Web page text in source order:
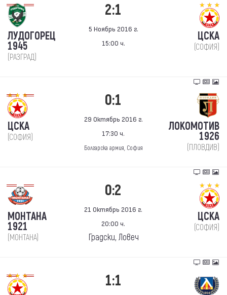
ЛУДОГОРЕЦ
1945
(РАЗГРАД)
2:1
5 Ноябрь 2016 г.
15:00 ч.
ЦСКА
(СОФИЯ)
ЦСКА
(СОФИЯ)
0:1
29 Октябрь 2016 г.
17:30 ч.
Болгарска армия, София
ЛОКОМОТИВ
1926
(ПЛОВДИВ)
МОНТАНА
1921
(МОНТАНА)
0:2
21 Октябрь 2016 г.
20:00 ч.
Градски, Ловеч
ЦСКА
(СОФИЯ)
1:1